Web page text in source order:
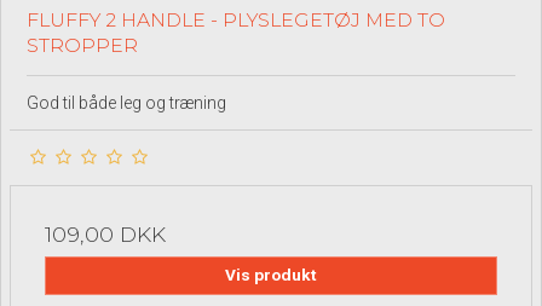
FLUFFY 2 HANDLE - PLYSLEGETØJ MED TO
STROPPER
God til både leg og træning
109,00 DKK
Vis produkt